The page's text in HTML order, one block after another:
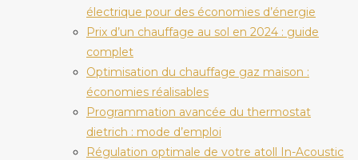
électrique pour des économies d’énergie
Prix d’un chauffage au sol en 2024 : guide
complet
Optimisation du chauffage gaz maison :
économies réalisables
Programmation avancée du thermostat
dietrich : mode d’emploi
Régulation optimale de votre atoll In-Acoustic